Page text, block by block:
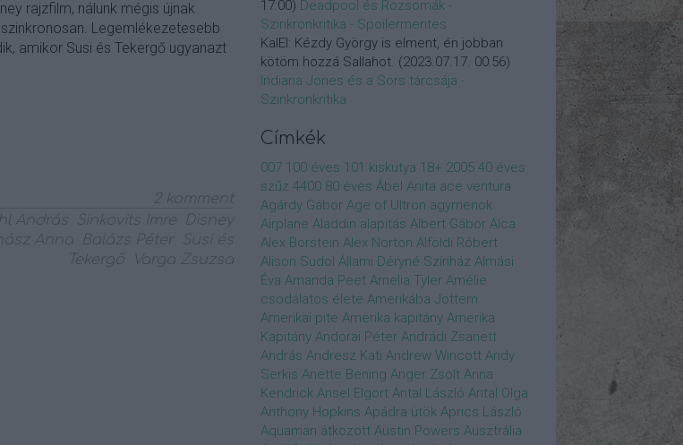
rajzfilm, nálunk mégis újnak
Legemlékezetesebb
amikor Susi és Tekergő ugyanazt
2 komment
András Sinkovits Imre
Disney
Anna Balázs Péter
Susi és
Tekergő
Varga Zsuzsa
17:00) Deadpool és Rozsomák -
Szinkronkritika - Spoilermentes
KalEl: Kézdy György is elment, én jobban
kötöm hozzá Sallahot. (2023.07.17. 00:56)
Indiana Jones és a Sors tárcsája -
Szinkronkritika
Címkék
007 100 éves 101 kiskutya 18+ 2005 40 éves
szűz 4400 80 éves Ábel Anita ace ventura
Agárdy Gábor Age of Ultron agymenok
Airplane Aladdin alapítás Albert Gábor Álca
Alex Borstein Alex Norton Alföldi Róbert
Alison Sudol Állami Déryné Színház Almási
Éva Amanda Peet Amelia Tyler Amélie
csodálatos élete Amerikába Jöttem
Amerikai pite Amerika kapitány Amerika
Kapitány Andorai Péter Andrádi Zsanett
András Andresz Kati Andrew Wincott Andy
Serkis Anette Bening Anger Zsolt Anna
Kendrick Ansel Elgort Antal László Antal Olga
Anthony Hopkins Apádra ütök Aprics László
Aquaman átkozott Austin Powers Ausztrália